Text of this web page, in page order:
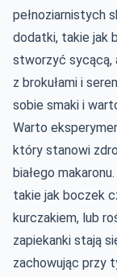
pełnoziarnistych
dodatki, takie jak
stworzyć sycącą,
z brokułami i
sobie smaki i
Warto
który stanowi
białego
takie jak boczek
kurczakiem, lub
zapiekanki stają
zachowując przy